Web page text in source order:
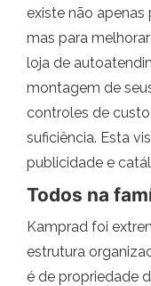
existe não apenas
mas para
loja de
montagem de
controles de
suficiência. Esta
publicidade e
Todos na
Kamprad foi
estrutura
é de propriedade